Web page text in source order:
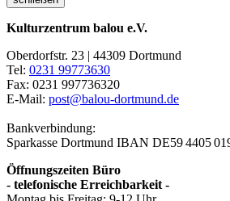
Kulturzentrum balou e.V.
Oberdorfstr. 23 | 44309 Dortmund
Tel: 0231 99773630
Fax: 0231 997736320
E-Mail: post@balou-dortmund.de
Bankverbindung:
Sparkasse Dortmund IBAN DE59 4405
Öffnungszeiten Büro
- telefonische Erreichbarkeit -